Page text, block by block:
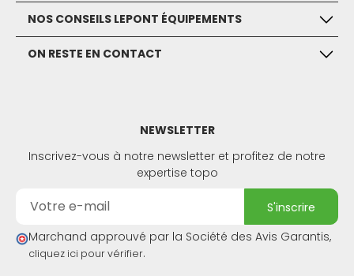
NOS CONSEILS LEPONT ÉQUIPEMENTS
ON RESTE EN CONTACT
NEWSLETTER
Inscrivez-vous à notre newsletter et profitez de notre
expertise topo
s'inscrire
Marchand approuvé par la Société des Avis Garantis,
cliquez ici pour vérifier.